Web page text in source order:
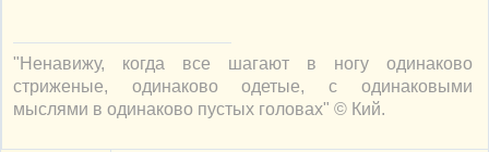
"Ненавижу, когда все шагают в ногу одинаково
стриженые, одинаково одетые, с одинаковыми
мыслями в одинаково пустых головах" © Кий.